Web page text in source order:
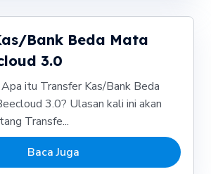
Bank Beda Mata
3.0
itu Transfer Kas/Bank Beda
3.0? Ulasan kali ini akan
Transfe...
Baca Juga